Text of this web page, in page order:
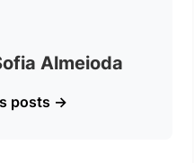
Almeioda
posts →